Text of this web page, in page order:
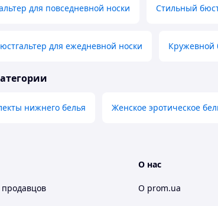
для повседневной носки Стильный
для ежедневной носки Кружевной
нижнего белья Женское эротическое
О нас
О prom.ua